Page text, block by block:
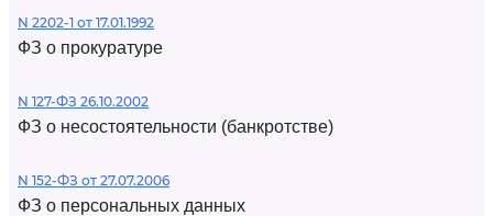
N 2202-1 от 17.01.1992
ФЗ о прокуратуре
N 127-ФЗ 26.10.2002
ФЗ о несостоятельности (банкротстве)
N 152-ФЗ от 27.07.2006
ФЗ о персональных данных